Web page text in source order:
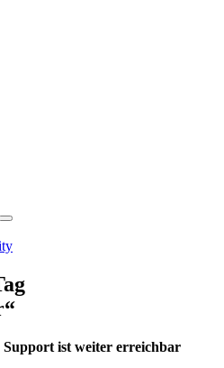
Support ist weiter erreichbar